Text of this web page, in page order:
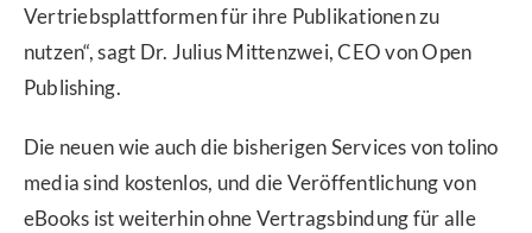
Vertriebsplattformen für ihre Publikationen zu
nutzen“, sagt Dr. Julius Mittenzwei, CEO von Open
Publishing.
Die neuen wie auch die bisherigen Services von tolino
media sind kostenlos, und die Veröffentlichung von
eBooks ist weiterhin ohne Vertragsbindung für alle